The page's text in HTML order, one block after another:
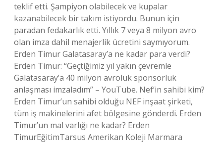
teklif etti. Şampiyon olabilecek ve kupalar
kazanabilecek bir takım istiyordu. Bunun için
paradan fedakarlık etti. Yıllık 7 veya 8 milyon avro
olan imza dahil menajerlik ücretini saymıyorum.
Erden Timur Galatasaray’a ne kadar para verdi?
Erden Timur: “Geçtiğimiz yıl yakın çevremle
Galatasaray’a 40 milyon avroluk sponsorluk
anlaşması imzaladım” – YouTube. Nef’in sahibi kim?
Erden Timur’un sahibi olduğu NEF inşaat şirketi,
tüm iş makinelerini afet bölgesine gönderdi. Erden
Timur’un mal varlığı ne kadar? Erden
TimurEğitimTarsus Amerikan Koleji Marmara